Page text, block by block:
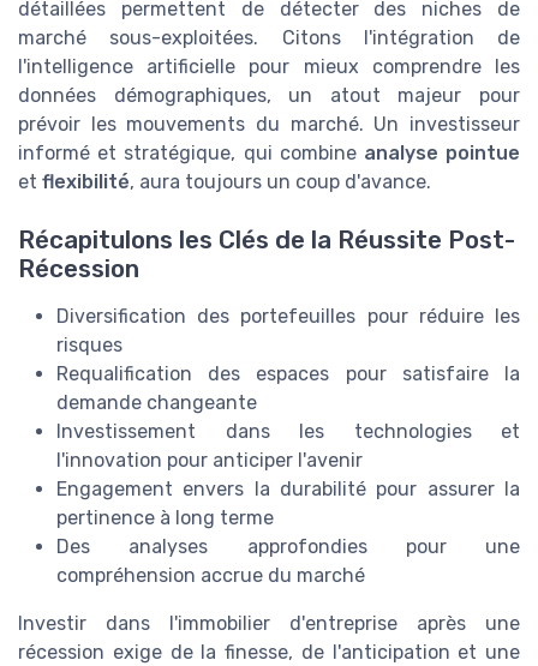
détaillées permettent de détecter des niches de
marché sous-exploitées. Citons l'intégration de
l'intelligence artificielle pour mieux comprendre les
données démographiques, un atout majeur pour
prévoir les mouvements du marché. Un investisseur
informé et stratégique, qui combine analyse pointue
et flexibilité, aura toujours un coup d'avance.
Récapitulons les Clés de la Réussite Post-
Récession
Diversification des portefeuilles pour réduire les
risques
Requalification des espaces pour satisfaire la
demande changeante
Investissement dans les technologies et
l'innovation pour anticiper l'avenir
Engagement envers la durabilité pour assurer la
pertinence à long terme
Des analyses approfondies pour une
compréhension accrue du marché
Investir dans l'immobilier d'entreprise après une
récession exige de la finesse, de l'anticipation et une